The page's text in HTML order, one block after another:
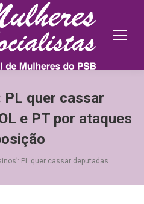
PL quer cassar
e PT por ataques
PL quer cassar deputadas…